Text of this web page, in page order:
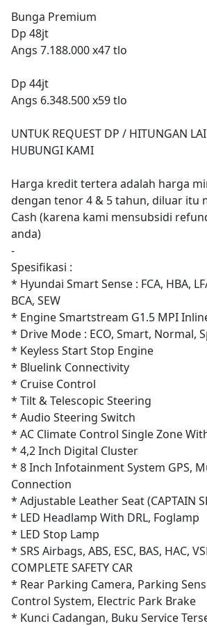
Bunga Premium
Dp 48jt
Angs 7.188.000 x47 tlo
Dp 44jt
Angs 6.348.500 x59 tlo
UNTUK REQUEST DP / HITUNGAN
HUBUNGI KAMI
Harga kredit tertera adalah harga
dengan tenor 4 & 5 tahun, diluar itu
Cash (karena kami mensubsidi
anda)
-
Spesifikasi :
* Hyundai Smart Sense : FCA, HBA,
BCA, SEW
* Engine Smartstream G1.5 MPI
* Drive Mode : ECO, Smart, Normal,
* Keyless Start Stop Engine
* Bluelink Connectivity
* Cruise Control
* Tilt & Telescopic Steering
* Audio Steering Switch
* AC Climate Control Single Zone
* 4,2 Inch Digital Cluster
* 8 Inch Infotainment System GPS,
Connection
* Adjustable Leather Seat (CAPTAIN
* LED Headlamp With DRL, Foglamp
* LED Stop Lamp
* SRS Airbags, ABS, ESC, BAS, HAC,
COMPLETE SAFETY CAR
* Rear Parking Camera, Parking
Control System, Electric Park Brake
* Kunci Cadangan, Buku Service